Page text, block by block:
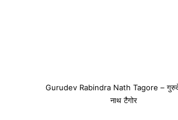
Gurudev Rabindra Nath Tagore –
नाथ टैगोर